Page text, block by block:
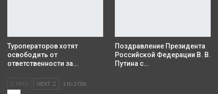
Туроператоров хотят
освободить от
ответственности за…
Поздравление Президента
Российской Федерации В. В.
Путина с…
PREV NEXT 1 Из 2 036